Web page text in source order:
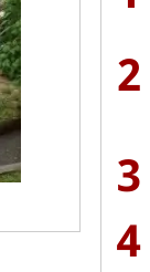
2
3
4